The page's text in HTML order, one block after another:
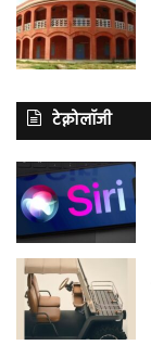
टेक्नोलॉजी